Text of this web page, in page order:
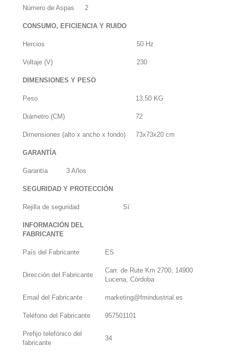
Número de Aspas 2
CONSUMO, EFICIENCIA Y RUIDO
Hercios 50 Hz
Voltaje (V) 230
DIMENSIONES Y PESO
Peso 13,50 KG
Diámetro (CM) 72
Dimensiones (alto x ancho x fondo) 73x73x20 cm
GARANTÍA
Garantía 3 Años
SEGURIDAD Y PROTECCIÓN
Rejilla de seguridad Sí
INFORMACIÓN DEL
FABRICANTE
País del Fabricante ES
Dirección del Fabricante
Carr. de Rute Km 2700, 14900
Lucena, Córdoba
Email del Fabricante marketing@fmindustrial.es
Teléfono del Fabricante 957501101
Prefijo telefónico del
fabricante
34